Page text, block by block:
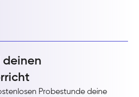
deinen
Probestunde deine